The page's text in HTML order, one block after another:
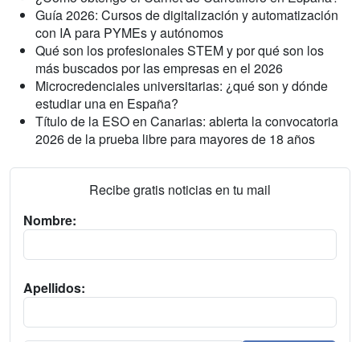
Guía 2026: Cursos de digitalización y automatización
con IA para PYMEs y autónomos
Qué son los profesionales STEM y por qué son los
más buscados por las empresas en el 2026
Microcredenciales universitarias: ¿qué son y dónde
estudiar una en España?
Título de la ESO en Canarias: abierta la convocatoria
2026 de la prueba libre para mayores de 18 años
Recibe gratis noticias en tu mail
Nombre:
Apellidos: